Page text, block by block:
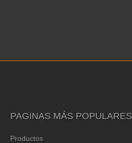
PAGINAS MÁS POPULARES
Productos